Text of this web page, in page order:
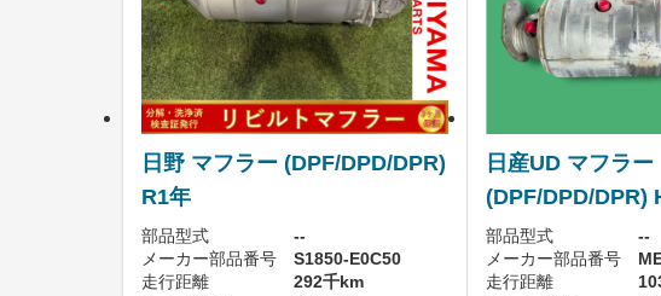
日野 マフラー (DPF/DPD/DPR)
R1年
部品型式
--
メーカー部品番号
S1850-E0C50
走行距離
292千km
日産UD マフラー
(DPF/DPD/DPR)
部品型式
--
メーカー部品番号
走行距離